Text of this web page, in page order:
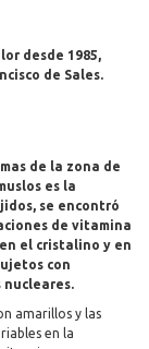
desde 1985,
de Sales.
de la zona de
es la
se encontró
de vitamina
el cristalino y en
con
nucleares.
amarillos y las
en la